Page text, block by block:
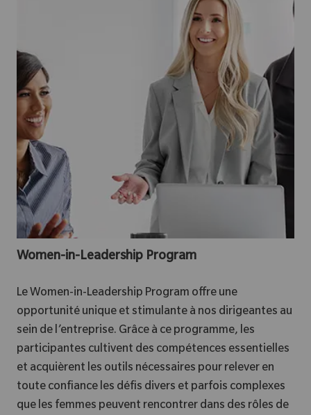
Women-in-Leadership Program
Le Women-in-Leadership Program offre une
opportunité unique et stimulante à nos dirigeantes au
sein de l’entreprise. Grâce à ce programme, les
participantes cultivent des compétences essentielles
et acquièrent les outils nécessaires pour relever en
toute confiance les défis divers et parfois complexes
que les femmes peuvent rencontrer dans des rôles de